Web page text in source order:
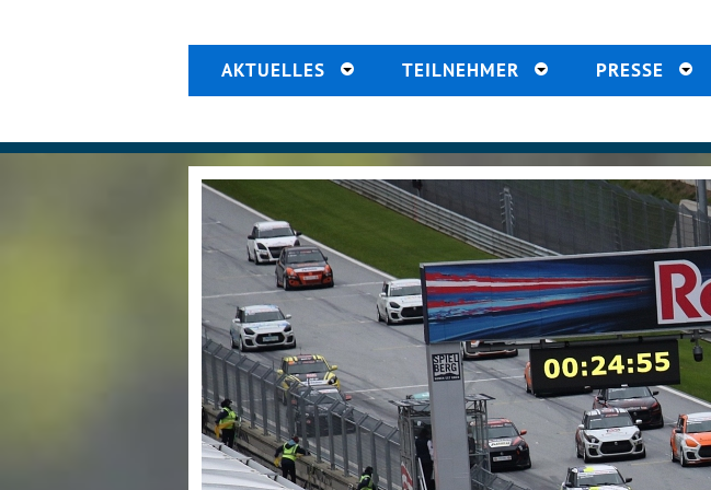
AKTUELLES TEILNEHMER PRESSE